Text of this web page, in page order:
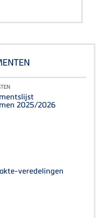
2025/2026
veredelingen